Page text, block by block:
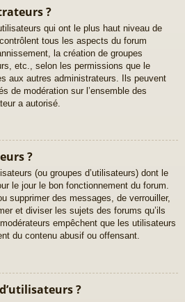
?
qui ont le plus haut niveau de
tous les aspects du forum
la création de groupes
etc., selon les permissions que le
aux autres administrateurs. Ils peuvent
de modération sur l’ensemble des
a autorisé.
?
(ou groupes d’utilisateurs) dont le
le jour le bon fonctionnement du forum.
supprimer des messages, de verrouiller,
et diviser les sujets des forums qu’ils
empêchent que les utilisateurs
du contenu abusif ou offensant.
?